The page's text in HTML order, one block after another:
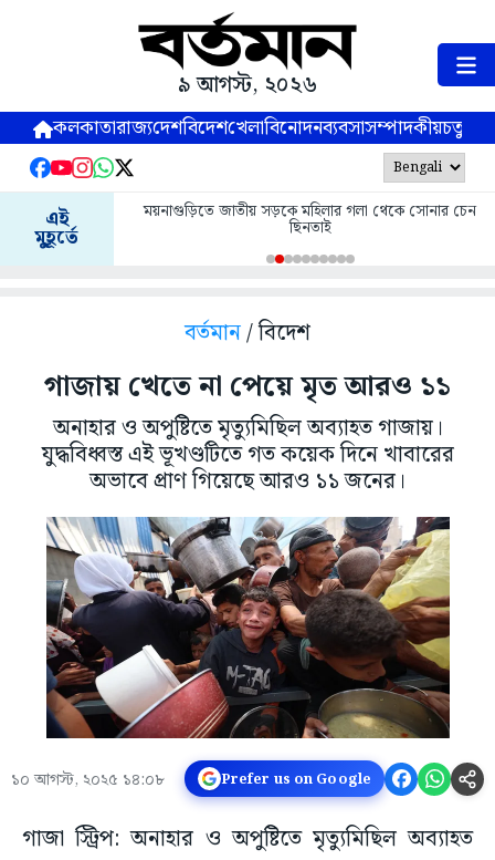
৯ আগস্ট, ২০২৬
কলকাতারাজ্যদেশবিদেশখেলাবিনোদনব্যবসাসম্পাদকীয়
এই
মুহূর্তে
ময়নাগুড়িতে জাতীয় সড়কে মহিলার গলা থেকে সোনার চেন
ছিনতাই
বর্তমান/ বিদেশ
গাজায় খেতে না পেয়ে মৃত আরও ১১
অনাহার ও অপুষ্টিতে মৃত্যুমিছিল অব্যাহত গাজায়।
যুদ্ধবিধ্বস্ত এই ভূখণ্ডটিতে গত কয়েক দিনে খাবারের
অভাবে প্রাণ গিয়েছে আরও ১১ জনের।
১০ আগস্ট, ২০২৫ ১৪:০৮ Prefer us on Google
গাজা স্ট্রিপ: অনাহার ও অপুষ্টিতে মৃত্যুমিছিল অব্যাহত